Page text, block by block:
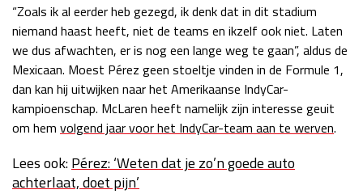
“Zoals ik al eerder heb gezegd, ik denk dat in dit stadium
niemand haast heeft, niet de teams en ikzelf ook niet. Laten
we dus afwachten, er is nog een lange weg te gaan”, aldus de
Mexicaan. Moest Pérez geen stoeltje vinden in de Formule 1,
dan kan hij uitwijken naar het Amerikaanse IndyCar-
kampioenschap. McLaren heeft namelijk zijn interesse geuit
om hem volgend jaar voor het IndyCar-team aan te werven.
Lees ook:Pérez: ‘Weten dat je zo’n goede auto
achterlaat, doet pijn’